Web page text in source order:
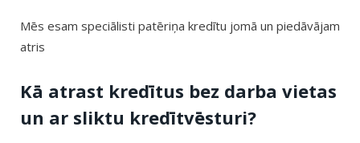
Mēs esam speciālisti patēriņa kredītu jomā un piedāvājam
atris
Kā atrast kredītus bez darba vietas
un ar sliktu kredītvēsturi?